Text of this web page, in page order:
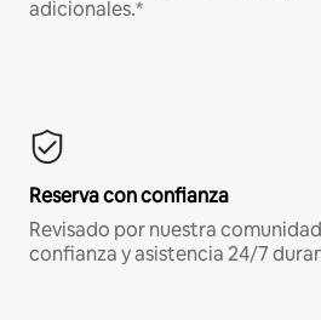
adicionales.*
Reserva con confianza
Revisado por nuestra
confianza y asistencia 24/7